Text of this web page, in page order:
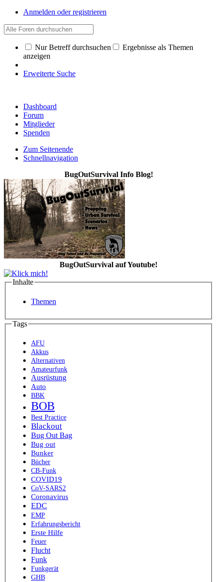
Anmelden oder registrieren
Nur Betreff durchsuchen
Ergebnisse als Themen
anzeigen
Erweiterte Suche
Dashboard
Forum
Mitglieder
Spenden
Zum Seitenende
Schnellnavigation
BugOutSurvival Info Blog!
BugOutSurvival auf Youtube!
Inhalte
Themen
Tags
AFU
Akkus
Alternativen
Amateurfunk
Ausrüstung
Auto
BBK
BOB
Best Practice
Blackout
Bug Out Bag
Bug out
Bunker
Bücher
CB-Funk
COVID19
CoV-SARS2
Coronavirus
EDC
EMP
Erfahrungsbericht
Erste Hilfe
Feuer
Flucht
Funk
Funkgerät
GHB